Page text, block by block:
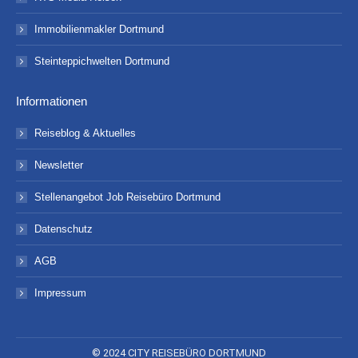
Immobilienmakler Dortmund
Steinteppichwelten Dortmund
Informationen
Reiseblog & Aktuelles
Newsletter
Stellenangebot Job Reisebüro Dortmund
Datenschutz
AGB
Impressum
© 2024 CITY REISEBÜRO DORTMUND